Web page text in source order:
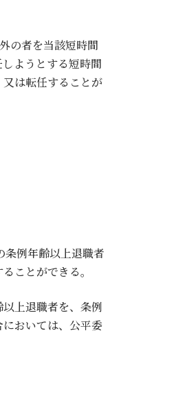
の者を当該短時間
ようとする短時間
は転任することが
例年齢以上退職者
ことができる。
上退職者を、条例
おいては、公平委